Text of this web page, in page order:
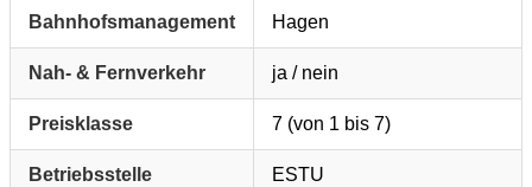
Bahnhofsmanagement Hagen
Nah- & Fernverkehr ja / nein
Preisklasse 7 (von 1 bis 7)
Betriebsstelle ESTU